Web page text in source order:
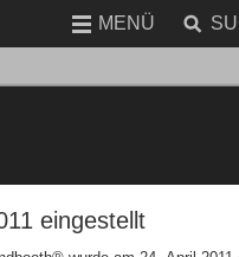
MENÜ
eingestellt